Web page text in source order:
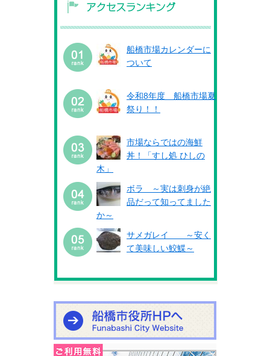
船橋市場カレンダーに
ついて
令和8年度 船橋市場夏
祭り！！
市場ならではの海鮮
丼！「すし処 ひしの
木」
ボラ ～実は刺身が絶
品だって知ってました
か～
サメガレイ ～安く
て美味しい鮫鰈～